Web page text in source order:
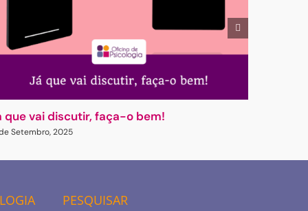
que vai discutir, faça-o bem!
Setembro, 2025
PESQUISAR